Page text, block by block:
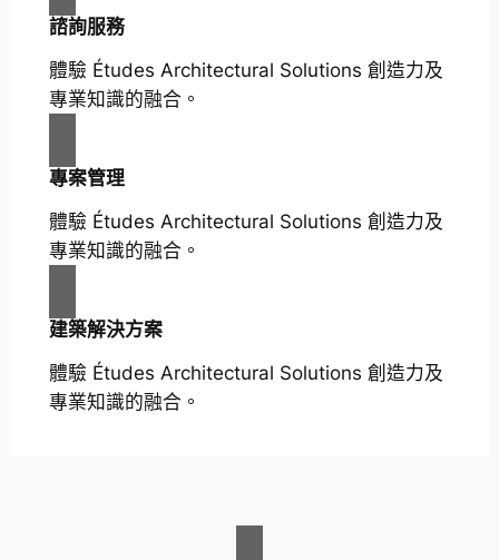
諮詢服務
體驗 Études Architectural Solutions 創造力及
專業知識的融合。
專案管理
體驗 Études Architectural Solutions 創造力及
專業知識的融合。
建築解決方案
體驗 Études Architectural Solutions 創造力及
專業知識的融合。